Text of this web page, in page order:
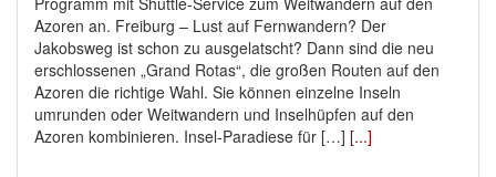
Azoren an. Freiburg – Lust auf Fernwandern? Der
Jakobsweg ist schon zu ausgelatscht? Dann sind die neu
erschlossenen „Grand Rotas“, die großen Routen auf den
Azoren die richtige Wahl. Sie können einzelne Inseln
umrunden oder Weitwandern und Inselhüpfen auf den
Azoren kombinieren. Insel-Paradiese für […] [...]